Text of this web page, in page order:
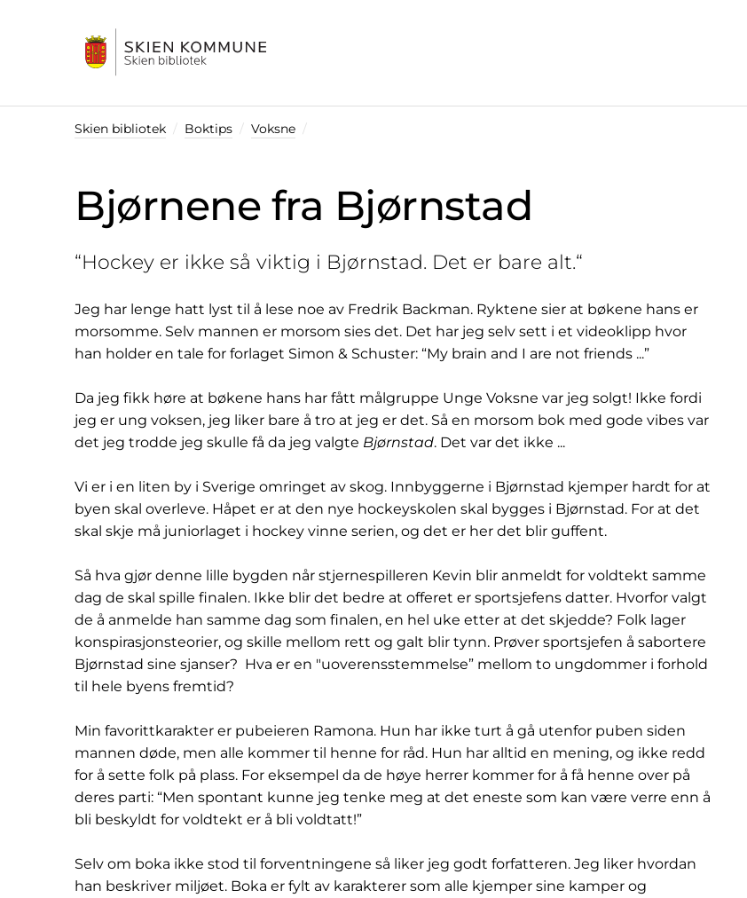
Skien bibliotek Boktips Voksne
Bjørnene fra Bjørnstad
“Hockey er ikke så viktig i Bjørnstad. Det er bare alt.“
Jeg har lenge hatt lyst til å lese noe av Fredrik Backman. Ryktene sier at bøkene hans er
morsomme. Selv mannen er morsom sies det. Det har jeg selv sett i et videoklipp hvor
han holder en tale for forlaget Simon & Schuster: “My brain and I are not friends ...”
Da jeg fikk høre at bøkene hans har fått målgruppe Unge Voksne var jeg solgt! Ikke fordi
jeg er ung voksen, jeg liker bare å tro at jeg er det. Så en morsom bok med gode vibes var
det jeg trodde jeg skulle få da jeg valgte Bjørnstad. Det var det ikke ...
Vi er i en liten by i Sverige omringet av skog. Innbyggerne i Bjørnstad kjemper hardt for at
byen skal overleve. Håpet er at den nye hockeyskolen skal bygges i Bjørnstad. For at det
skal skje må juniorlaget i hockey vinne serien, og det er her det blir guffent.
Så hva gjør denne lille bygden når stjernespilleren Kevin blir anmeldt for voldtekt samme
dag de skal spille finalen. Ikke blir det bedre at offeret er sportsjefens datter. Hvorfor valgt
de å anmelde han samme dag som finalen, en hel uke etter at det skjedde? Folk lager
konspirasjonsteorier, og skille mellom rett og galt blir tynn. Prøver sportsjefen å sabortere
Bjørnstad sine sjanser? Hva er en "uoverensstemmelse” mellom to ungdommer i forhold
til hele byens fremtid?
Min favorittkarakter er pubeieren Ramona. Hun har ikke turt å gå utenfor puben siden
mannen døde, men alle kommer til henne for råd. Hun har alltid en mening, og ikke redd
for å sette folk på plass. For eksempel da de høye herrer kommer for å få henne over på
deres parti: “Men spontant kunne jeg tenke meg at det eneste som kan være verre enn å
bli beskyldt for voldtekt er å bli voldtatt!”
Selv om boka ikke stod til forventningene så liker jeg godt forfatteren. Jeg liker hvordan
han beskriver miljøet. Boka er fylt av karakterer som alle kjemper sine kamper og